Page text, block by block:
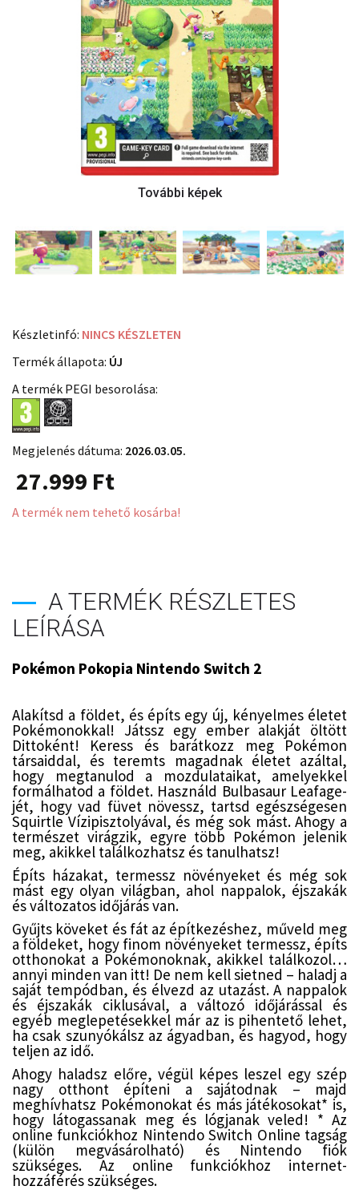
Készletinfó: NINCS KÉSZLETEN
Termék állapota: ÚJ
A termék PEGI besorolása:
Megjelenés dátuma: 2026.03.05.
27.999 Ft
A termék nem tehető kosárba!
A TERMÉK RÉSZLETES
LEÍRÁSA
Pokémon Pokopia Nintendo Switch 2
Alakítsd a földet, és építs egy új, kényelmes életet
Pokémonokkal! Játssz egy ember alakját öltött
Dittoként! Keress és barátkozz meg Pokémon
társaiddal, és teremts magadnak életet azáltal,
hogy megtanulod a mozdulataikat, amelyekkel
formálhatod a földet. Használd Bulbasaur Leafage-
jét, hogy vad füvet növessz, tartsd egészségesen
Squirtle Vízipisztolyával, és még sok mást. Ahogy a
természet virágzik, egyre több Pokémon jelenik
meg, akikkel találkozhatsz és tanulhatsz!
Építs házakat, termessz növényeket és még sok
mást egy olyan világban, ahol nappalok, éjszakák
és változatos időjárás van.
Gyűjts köveket és fát az építkezéshez, műveld meg
a földeket, hogy finom növényeket termessz, építs
otthonokat a Pokémonoknak, akikkel találkozol…
annyi minden van itt! De nem kell sietned – haladj a
saját tempódban, és élvezd az utazást. A nappalok
és éjszakák ciklusával, a változó időjárással és
egyéb meglepetésekkel már az is pihentető lehet,
ha csak szunyókálsz az ágyadban, és hagyod, hogy
teljen az idő.
Ahogy haladsz előre, végül képes leszel egy szép
nagy otthont építeni a sajátodnak – majd
meghívhatsz Pokémonokat és más játékosokat* is,
hogy látogassanak meg és lógjanak veled! * Az
online funkciókhoz Nintendo Switch Online tagság
(külön megvásárolható) és Nintendo fiók
szükséges. Az online funkciókhoz internet-
hozzáférés szükséges.